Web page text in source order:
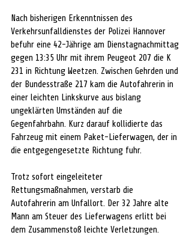
Nach bisherigen Erkenntnissen des
Verkehrsunfalldienstes der Polizei Hannover
befuhr eine 42-Jährige am Dienstagnachmittag
gegen 13:35 Uhr mit ihrem Peugeot 207 die K
231 in Richtung Weetzen. Zwischen Gehrden und
der Bundesstraße 217 kam die Autofahrerin in
einer leichten Linkskurve aus bislang
ungeklärten Umständen auf die
Gegenfahrbahn. Kurz darauf kollidierte das
Fahrzeug mit einem Paket-Lieferwagen, der in
die entgegengesetzte Richtung fuhr.
Trotz sofort eingeleiteter
Rettungsmaßnahmen, verstarb die
Autofahrerin am Unfallort. Der 32 Jahre alte
Mann am Steuer des Lieferwagens erlitt bei
dem Zusammenstoß leichte Verletzungen.